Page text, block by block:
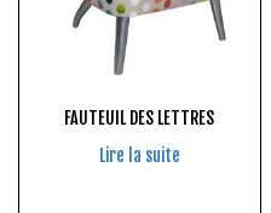
FAUTEUIL DES LETTRES
Lire la suite